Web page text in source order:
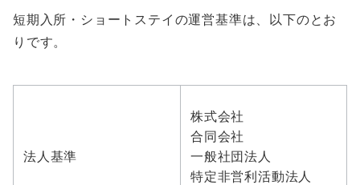
短期入所・ショートステイの運営基準は、以下のとお
りです。
法人基準
株式会社
合同会社
一般社団法人
特定非営利活動法人